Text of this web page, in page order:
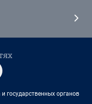
государственных органов